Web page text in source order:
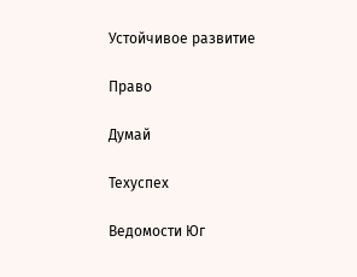
Устойчивое развитие
Право
Думай
Техуспех
Ведомости Юг